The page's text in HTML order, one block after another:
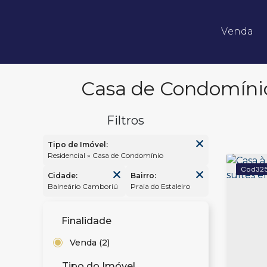
Venda
Casa de
Tipo de Imóvel:
Residencial » Casa de Condomínio
Cidade:
Balneário Camboriú
Bairro:
Praia do Estaleiro
Finalidade
Venda (2)